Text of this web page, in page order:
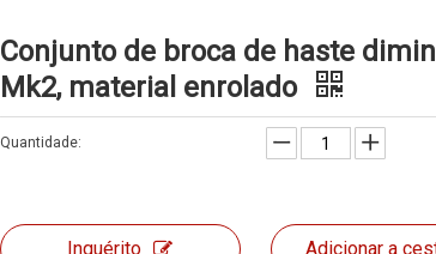
Conjunto de broca de haste
Mk2, material enrolado
Quantidade:
Inquérito Adicionar a